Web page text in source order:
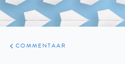
ARTIKELEN
OPINIE
COMMENTAAR